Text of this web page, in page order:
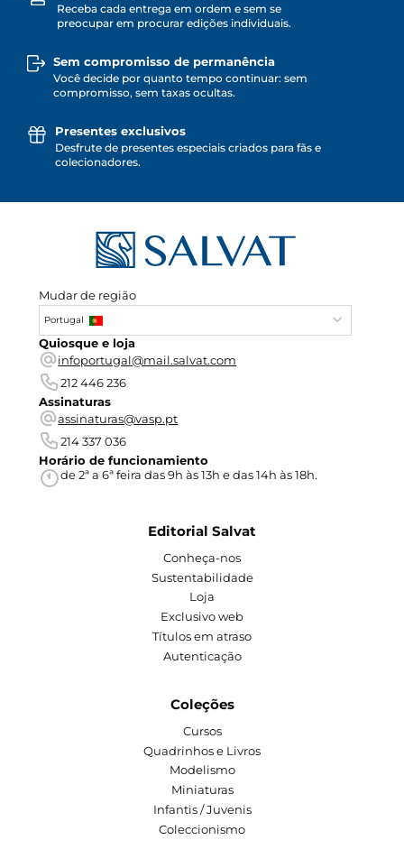
Receba cada entrega em ordem e sem se
preocupar em procurar edições individuais.
Sem compromisso de permanência
Você decide por quanto tempo continuar: sem
compromisso, sem taxas ocultas.
Presentes exclusivos
Desfrute de presentes especiais criados para fãs e
colecionadores.
Mudar de região
Portugal
Quiosque e loja
infoportugal@mail.salvat.com
212 446 236
Assinaturas
assinaturas@vasp.pt
214 337 036
Horário de funcionamiento
de 2ª a 6ª feira das 9h às 13h e das 14h às 18h.
Editorial Salvat
Conheça-nos
Sustentabilidade
Loja
Exclusivo web
Títulos em atraso
Autenticação
Coleções
Cursos
Quadrinhos e Livros
Modelismo
Miniaturas
Infantis / Juvenis
Coleccionismo